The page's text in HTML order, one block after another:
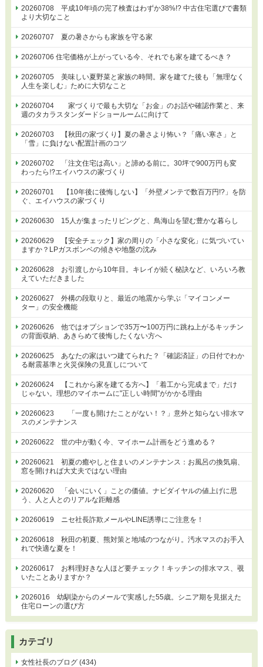
20260708 平成10年頃の完了検査はわずか38%!? 中古住宅選びで書類
より大切なこと
20260707 夏の暑さからも家族を守る家
20260706 住宅価格が上がっている今、それでも家を建てるべき？
20260705 美味しい夏野菜と家族の時間。家を建てた後も「無理なく
人生を楽しむ」ために大切なこと
20260704 家づくりで最も大切な「お金」のお話や確認作業と、来
週のタカラスタンダードショールームに向けて
20260703 【秋田の家づくり】夏の暑さより怖い？「痛い寒さ」と
「雪」に負けない配置計画のコツ
20260702 「注文住宅は高い」と諦める前に。30坪で900万円も変
わったら⁉エイハウスの家づくり
20260701 【10年後に後悔しない】「外壁メンテで数百万円!?」を防
ぐ、エイハウスの家づくり
20260630 15人が集まったリビングと、鳥海山を望む豊かな暮らし
20260629 【安全チェック】家の周りの「小さな変化」に気づいてい
ますか？LPガスボンベの傾きや地盤の沈み
20260628 お引渡しから10年目。キレイが続く秘訣など、いろいろ教
えていただきました
20260627 外構の段取りと、最近の地震から学ぶ「マイコンメー
ター」の安全機能
20260626 他ではオプションで35万〜100万円に跳ね上がるキッチン
の背面収納、あきらめて後悔したくない方へ
20260625 あなたの家はいつ建てられた？「確認済証」の日付でわか
る耐震基準と火災保険の見直しについて
20260624 【これから家を建てる方へ】「着工から完成まで」だけ
じゃない。理想のマイホームに"正しい時間"がかかる理由
20260623 「一度も開けたことがない！？」意外と知らない排水マ
スのメンテナンス
20260622 世の中が動く今、マイホーム計画をどう進める？
20260621 初夏の癒やしと住まいのメンテナンス：お風呂の換気扇、
窓を開ければ大丈夫ではない理由
20260620 「会いにいく」ことの価値。ナビダイヤルの値上げに思
う、人と人とのリアルな距離感
20260619 ニセ社長詐欺メールやLINE誘導にご注意を！
20260618 秋田の初夏、熊対策と地域のつながり。汚水マスのお手入
れで快適な夏を！
20260617 お料理好きな人ほど要チェック！キッチンの排水マス、覗
いたことありますか？
2026016 幼馴染からのメールで実感した55歳。シニア期を見据えた
住宅ローンの選び方
カテゴリ
女性社長のブログ (434)